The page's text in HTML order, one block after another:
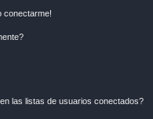
conectarme!
las listas de usuarios conectados?